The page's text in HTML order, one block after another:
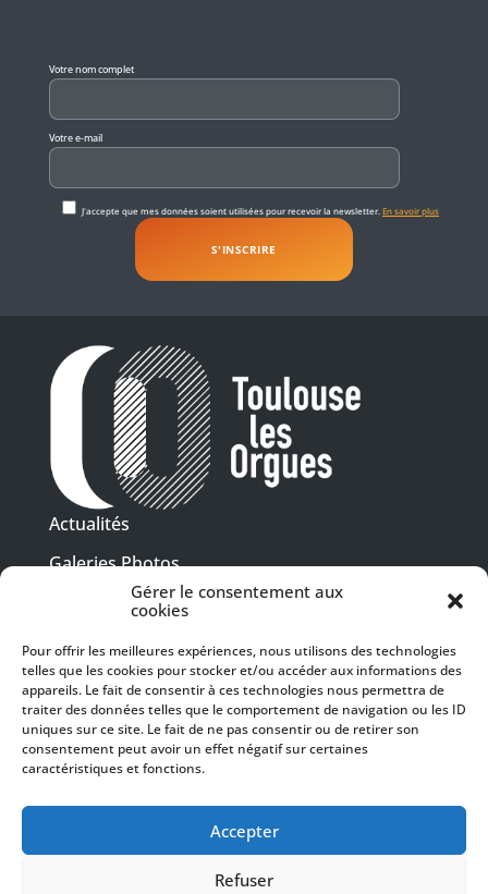
Gérer le consentement aux
cookies
Pour offrir les meilleures expériences, nous utilisons des technologies
telles que les cookies pour stocker et/ou accéder aux informations des
appareils. Le fait de consentir à ces technologies nous permettra de
traiter des données telles que le comportement de navigation ou les ID
uniques sur ce site. Le fait de ne pas consentir ou de retirer son
consentement peut avoir un effet négatif sur certaines
caractéristiques et fonctions.
Accepter
Refuser
Votre nom complet
Votre e-mail
J'accepte que mes données soient utilisées pour recevoir la newsletter.En savoir plus
Actualités
Galeries Photos
Vidéothèque
Presse
Billetterie
Recrutement
Mentions légales
Politique de confidentialité
SUIVEZ-NOUS